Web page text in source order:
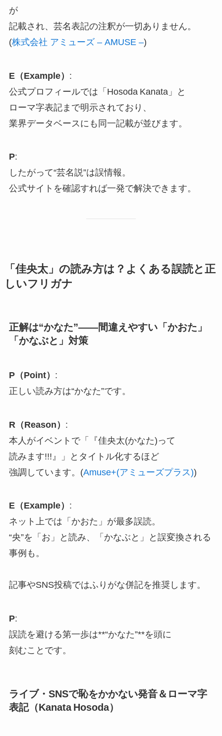
が
記載され、芸名表記の注釈が一切ありません。
(株式会社 アミューズ – AMUSE –)
E（Example） :
公式プロフィールでは「Hosoda Kanata」と
ローマ字表記まで明示されており、
業界データベースにも同一記載が並びます。
P:
したがって“芸名説”は誤情報。
公式サイトを確認すれば一発で解決できます。
「佳央太」の読み方は？よくある誤読と正
しいフリガナ
正解は“かなた”――間違えやすい「かおた」
「かなぶと」対策
P（Point） :
正しい読み方は“かなた”です。
R（Reason） :
本人がイベントで「『佳央太(かなた)って
読みます!!!』」とタイトル化するほど
強調しています。(Amuse+(アミューズプラス))
E（Example） :
ネット上では「かおた」が最多誤読。
“央”を「お」と読み、「かなぶと」と誤変換される
事例も。
記事やSNS投稿ではふりがな併記を推奨します。
P:
誤読を避ける第一歩は**“かなた”**を頭に
刻むことです。
ライブ・SNSで恥をかかない発音＆ローマ字
表記（Kanata Hosoda）